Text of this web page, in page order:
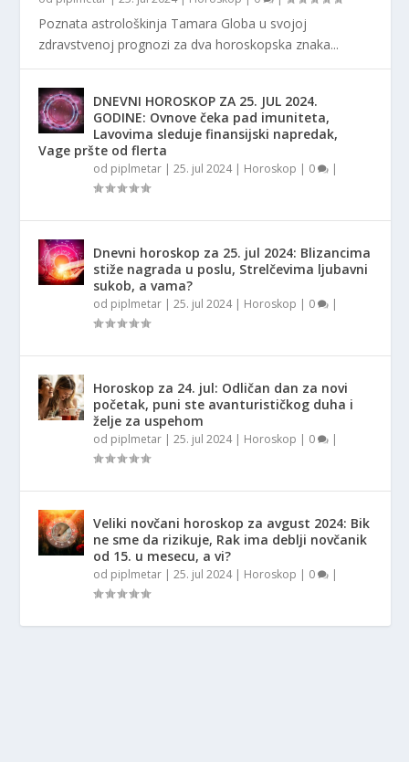
Poznata astrološkinja Tamara Globa u svojoj
zdravstvenoj prognozi za dva horoskopska znaka...
DNEVNI HOROSKOP ZA 25. JUL 2024.
GODINE: Ovnove čeka pad imuniteta,
Lavovima sleduje finansijski napredak,
Vage pršte od flerta
od piplmetar |25. jul 2024| Horoskop | 0 |
Dnevni horoskop za 25. jul 2024: Blizancima
stiže nagrada u poslu, Strelčevima ljubavni
sukob, a vama?
od piplmetar |25. jul 2024| Horoskop | 0 |
Horoskop za 24. jul: Odličan dan za novi
početak, puni ste avanturističkog duha i
želje za uspehom
od piplmetar |25. jul 2024| Horoskop | 0 |
Veliki novčani horoskop za avgust 2024: Bik
ne sme da rizikuje, Rak ima deblji novčanik
od 15. u mesecu, a vi?
od piplmetar |25. jul 2024| Horoskop | 0 |